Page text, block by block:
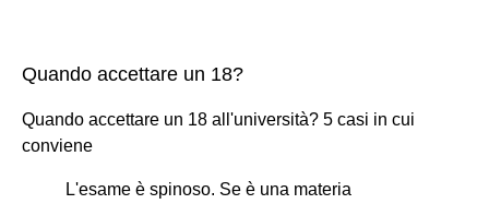
Quando accettare un 18?
Quando accettare un 18 all'università? 5 casi in cui
conviene
L'esame è spinoso. Se è una materia